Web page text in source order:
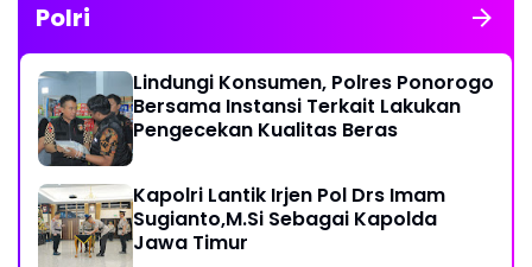
Polri
Lindungi Konsumen, Polres Ponorogo
Bersama Instansi Terkait Lakukan
Pengecekan Kualitas Beras
Kapolri Lantik Irjen Pol Drs Imam
Sugianto,M.Si Sebagai Kapolda
Jawa Timur